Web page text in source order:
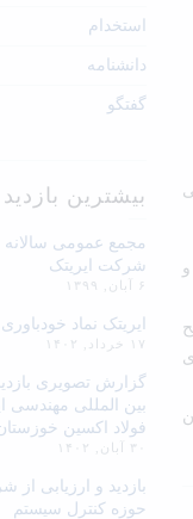
استخدام
دانشنامه
گفتگو
بیشترین
شرکت ایریتک
۶ آبان, ۱۳۹۹
ایریتک نماد
۱۷ خرداد, ۱۴۰۲
گزارش تصویری
بین المللی مهندسی
فولاد اکسین
۳۰ آبان, ۱۴۰۲
بازدید و ارزیابی از
حوزه کنترل سیستم